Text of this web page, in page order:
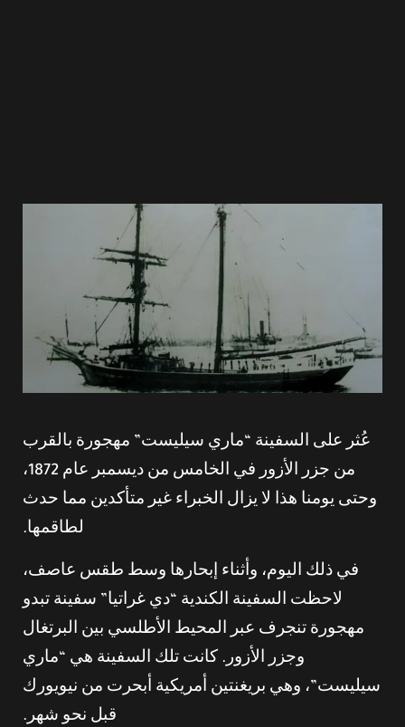
عُثر على السفينة “ماري سيليست” مهجورة بالقرب
من جزر الأزور في الخامس من ديسمبر عام 1872،
وحتى يومنا هذا لا يزال الخبراء غير متأكدين مما حدث
لطاقمها.
في ذلك اليوم، وأثناء إبحارها وسط طقس عاصف،
لاحظت السفينة الكندية “دي غراتيا” سفينة تبدو
مهجورة تنجرف عبر المحيط الأطلسي بين البرتغال
وجزر الأزور. كانت تلك السفينة هي “ماري
سيليست”، وهي بريغنتين أمريكية أبحرت من نيويورك
قبل نحو شهر.